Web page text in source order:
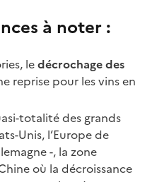
à noter :
ledécrochage des
reprise pour les vins en
totalité des grands
Unis, l’Europe de
-, la zone
où la décroissance